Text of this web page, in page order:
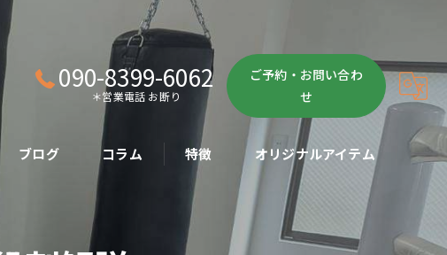
090-8399-6062
＊営業電話 お断り
ご予約・お問い合わ
せ
ブログ コラム 特徴
ボクササイズ
オリジナルアイテム